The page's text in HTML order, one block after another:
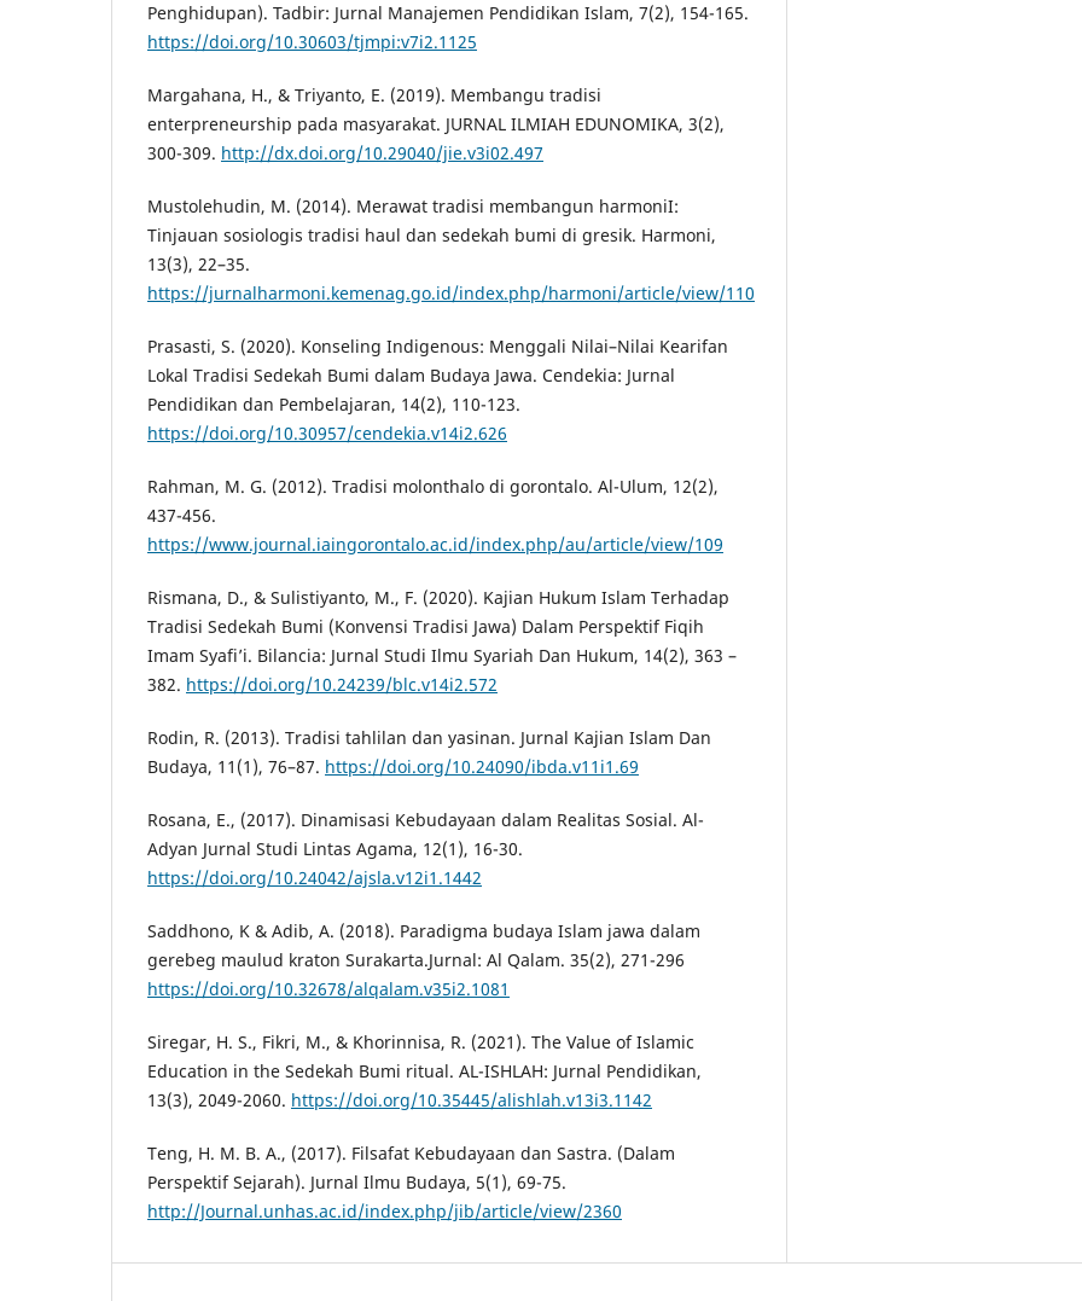
Penghidupan). Tadbir: Jurnal Manajemen Pendidikan Islam, 7(2), 154-165.
https://doi.org/10.30603/tjmpi:v7i2.1125
Margahana, H., & Triyanto, E. (2019). Membangu tradisi
enterpreneurship pada masyarakat. JURNAL ILMIAH EDUNOMIKA, 3(2),
300-309. http://dx.doi.org/10.29040/jie.v3i02.497
Mustolehudin, M. (2014). Merawat tradisi membangun harmoniI:
Tinjauan sosiologis tradisi haul dan sedekah bumi di gresik. Harmoni,
13(3), 22–35.
https://jurnalharmoni.kemenag.go.id/index.php/harmoni/article/view/110
Prasasti, S. (2020). Konseling Indigenous: Menggali Nilai–Nilai Kearifan
Lokal Tradisi Sedekah Bumi dalam Budaya Jawa. Cendekia: Jurnal
Pendidikan dan Pembelajaran, 14(2), 110-123.
https://doi.org/10.30957/cendekia.v14i2.626
Rahman, M. G. (2012). Tradisi molonthalo di gorontalo. Al-Ulum, 12(2),
437-456.
https://www.journal.iaingorontalo.ac.id/index.php/au/article/view/109
Rismana, D., & Sulistiyanto, M., F. (2020). Kajian Hukum Islam Terhadap
Tradisi Sedekah Bumi (Konvensi Tradisi Jawa) Dalam Perspektif Fiqih
Imam Syafi’i. Bilancia: Jurnal Studi Ilmu Syariah Dan Hukum, 14(2), 363 –
382. https://doi.org/10.24239/blc.v14i2.572
Rodin, R. (2013). Tradisi tahlilan dan yasinan. Jurnal Kajian Islam Dan
Budaya, 11(1), 76–87. https://doi.org/10.24090/ibda.v11i1.69
Rosana, E., (2017). Dinamisasi Kebudayaan dalam Realitas Sosial. Al-
Adyan Jurnal Studi Lintas Agama, 12(1), 16-30.
https://doi.org/10.24042/ajsla.v12i1.1442
Saddhono, K & Adib, A. (2018). Paradigma budaya Islam jawa dalam
gerebeg maulud kraton Surakarta.Jurnal: Al Qalam. 35(2), 271-296
https://doi.org/10.32678/alqalam.v35i2.1081
Siregar, H. S., Fikri, M., & Khorinnisa, R. (2021). The Value of Islamic
Education in the Sedekah Bumi ritual. AL-ISHLAH: Jurnal Pendidikan,
13(3), 2049-2060. https://doi.org/10.35445/alishlah.v13i3.1142
Teng, H. M. B. A., (2017). Filsafat Kebudayaan dan Sastra. (Dalam
Perspektif Sejarah). Jurnal Ilmu Budaya, 5(1), 69-75.
http://Journal.unhas.ac.id/index.php/jib/article/view/2360